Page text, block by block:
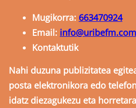
Mugikorra: 663470924
Email: info@uribefm.com
Kontaktutik
Nahi duzuna publizitatea
posta elektronikora edo
idatz diezagukezu eta